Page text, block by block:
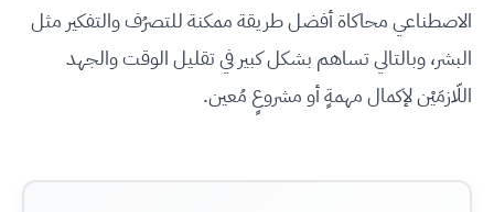
الاصطناعي محاكاة أفضل طريقة ممكنة للتصرُف والتفكير مثل
البشر، وبالتالي تساهم بشكل كبير في تقليل الوقت والجهد
اللّازمَيْن لإكمال مهمةٍ أو مشروعٍ مُعين.